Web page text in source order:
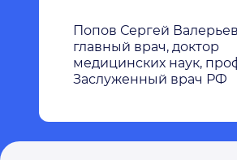
Попов Сергей
главный врач, доктор
медицинских наук,
Заслуженный врач РФ